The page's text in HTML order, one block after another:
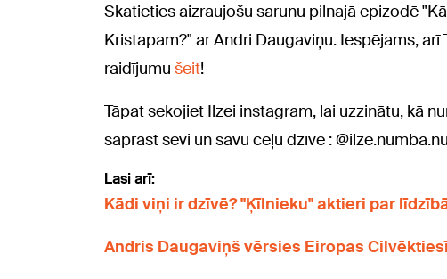
Skatieties aizraujošu sarunu pilnajā epizodē
Kristapam?" ar Andri Daugaviņu. Iespējams,
raidījumu šeit!
Tāpat sekojiet Ilzei instagram, lai uzzinātu, kā
saprast sevi un savu ceļu dzīvē :
Lasi arī:
Kādi viņi ir dzīvē? "Ķīlnieku" aktieri par
Andris Daugaviņš vērsies Eiropas